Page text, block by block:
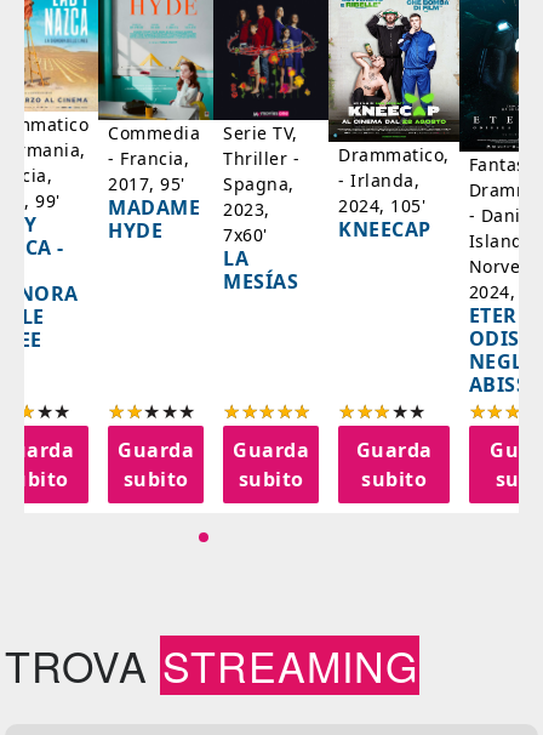
99'
-
subito
Commedia
- Francia,
2017, 95'
MADAME
HYDE
Guarda
subito
Serie TV,
Thriller -
Spagna,
2023,
7x60'
LA
MESÍAS
Guarda
subito
Drammatico,
- Irlanda,
2024, 105'
KNEECAP
Guarda
subito
-
Islanda,
2024,
NEGLI
ABISSI
TROVA STREAMING